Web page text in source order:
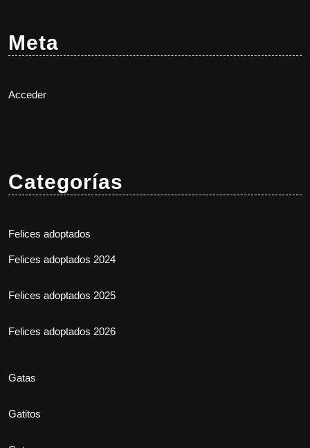
Meta
Acceder
Categorías
Felices adoptados
Felices adoptados 2024
Felices adoptados 2025
Felices adoptados 2026
Gatas
Gatitos